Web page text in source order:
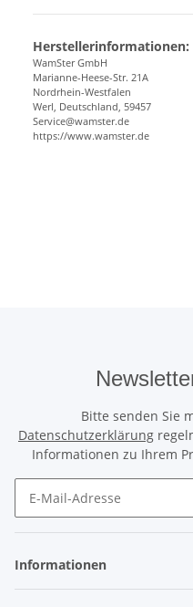
Herstellerinformationen:
WamSter GmbH
Marianne-Heese-Str. 21A
Nordrhein-Westfalen
Werl, Deutschland, 59457
Service@wamster.de
https://www.wamster.de
Bitte senden Sie
Datenschutzerklärung
Informationen zu Ihrem
Informationen